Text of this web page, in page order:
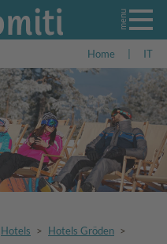
Home IT
Hotels > Hotels Gröden >